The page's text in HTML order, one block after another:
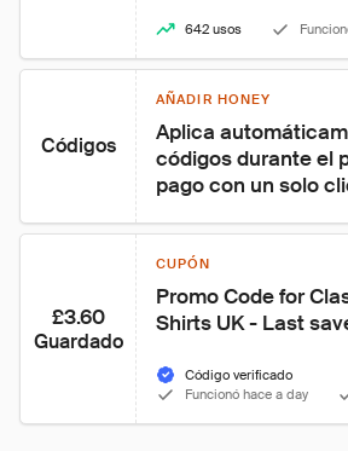
642 usos
Códigos
AÑADIR HONEY
Aplica
códigos durante el
pago con un solo
£3.60
Guardado
CUPÓN
Promo Code for
Shirts UK - Last
Código verificado
Funcionó hace a day